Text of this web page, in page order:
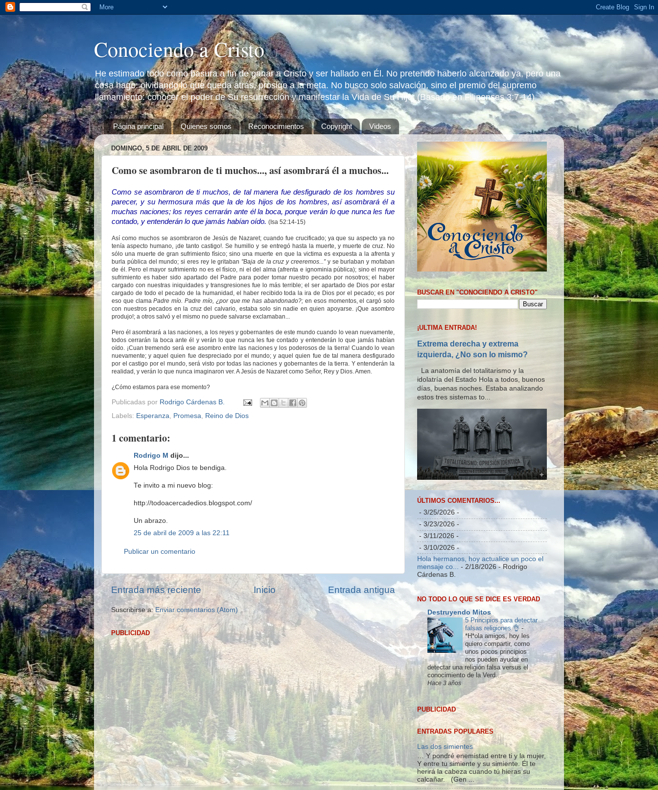
Conociendo a Cristo
He estimado todo como basura a fin de ganar a Cristo y ser hallado en Él. No pretendo haberlo alcanzado ya, pero una
cosa hago: olvidando lo que queda atrás, prosigo a la meta. No busco solo salvación, sino el premio del supremo
llamamiento: conocer el poder de Su resurrección y manifestar la Vida de Su Hijo. (Basado en Filipenses 3:7-14)
Página principal Quienes somos Reconocimientos Copyright Videos
DOMINGO, 5 DE ABRIL DE 2009
Como se asombraron de ti muchos..., así asombrará él a muchos...
Como se asombraron de ti muchos, de tal manera fue desfigurado de los hombres su
parecer, y su hermosura más que la de los hijos de los hombres, así asombrará él a
muchas naciones; los reyes cerrarán ante él la boca, porque verán lo que nunca les fue
contado, y entenderán lo que jamás habían oído. (Isa 52:14-15)
Así como muchos se asombraron de Jesús de Nazaret; cuando fue crucificado; ya que su aspecto ya no
tenía aspecto humano, ¡de tanto castigo!. Se humillo y se entregó hasta la muerte, y muerte de cruz. No
sólo una muerte de gran sufrimiento físico; sino una muerte en que la victima es expuesta a la afrenta y
burla pública del mundo; si eres rey le gritaban "Baja de la cruz y creeremos...”y se burlaban y mofaban
de él. Pero el mayor sufrimiento no es el físico, ni el del alma (afrenta e ignominia pública); sino el mayor
sufrimiento es haber sido apartado del Padre para poder tomar nuestro pecado por nosotros; el haber
cargado con nuestras iniquidades y transgresiones fue lo más terrible; el ser apartado de Dios por estar
cargado de todo el pecado de la humanidad, el haber recibido toda la ira de Dios por el pecado; es por
eso que clamaPadre mío. Padre mío, ¿por que me has abandonado?; en esos momentos, el cargó solo
con nuestros pecados en la cruz del calvario, estaba solo sin nadie en quien apoyarse. ¡Que asombro
produjo!; a otros salvó y el mismo no puede salvarse exclamaban...
Pero él asombrará a las naciones, a los reyes y gobernantes de este mundo cuando lo vean nuevamente,
todos cerrarán la boca ante él y verán lo que nunca les fue contado y entenderán lo que jamás habían
oído. ¡Cuan tremendo será ese asombro entre las naciones y los poderosos de la tierra! Cuando lo vean
nuevamente; y aquel quien fue despreciado por el mundo; y aquel quien fue de tal manera desfigurado
por el castigo por el mundo, será visto por todas las naciones y gobernantes de la tierra. Y entenderán la
realidad, y verán lo que nunca imaginaron ver. A Jesús de Nazaret como Señor, Rey y Dios. Amen.
¿Cómo estamos para ese momento?
Publicadas por Rodrigo Cárdenas B.
Labels: Esperanza Promesa Reino de Dios
1 comentario:
Rodrigo M dijo...
Hola Rodrigo Dios te bendiga.
Te invito a mi nuevo blog:
http://todoacercadedios.blogspot.com/
Un abrazo.
25 de abril de 2009 a las 22:11
Publicar un comentario
Entrada más reciente Entrada antigua
Inicio
Suscribirse a:Enviar comentarios (Atom)
PUBLICIDAD
BUSCAR EN "CONOCIENDO A CRISTO"
¡ULTIMA ENTRADA!
Extrema derecha y extrema
izquierda, ¿No son lo mismo?
La anatomía del totalitarismo y la
idolatría del Estado Hola a todos, buenos
días, buenas noches. Estaba analizando
estos tres sistemas to...
ÚLTIMOS COMENTARIOS...
- 3/25/2026 -
- 3/23/2026 -
- 3/11/2026 -
- 3/10/2026 -
Hola hermanos, hoy actualice un poco el
mensaje co... - 2/18/2026- Rodrigo
Cárdenas B.
NO TODO LO QUE SE DICE ES VERDAD
Destruyendo Mitos
5 Principios para detectar
falsas religiones 👌-
*H*ola amigos, hoy les
quiero compartir, como
unos pocos principios
nos pueden ayudar en
detectar una religión falsa versus el
conocimiento de la Verd...
Hace 3 años
PUBLICIDAD
ENTRADAS POPULARES
Las dos simientes
… Y pondré enemistad entre ti y la mujer,
Y entre tu simiente y su simiente. Él te
herirá la cabeza cuando tú hieras su
calcañar. (Gen ...